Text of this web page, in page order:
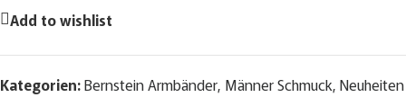
Add to wishlist
Kategorien:Bernstein Armbänder, Männer Schmuck, Neuheiten